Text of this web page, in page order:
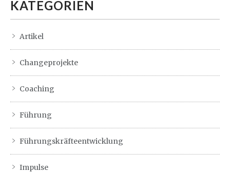
KATEGORIEN
Artikel
Changeprojekte
Coaching
Führung
Führungskräfteentwicklung
Impulse